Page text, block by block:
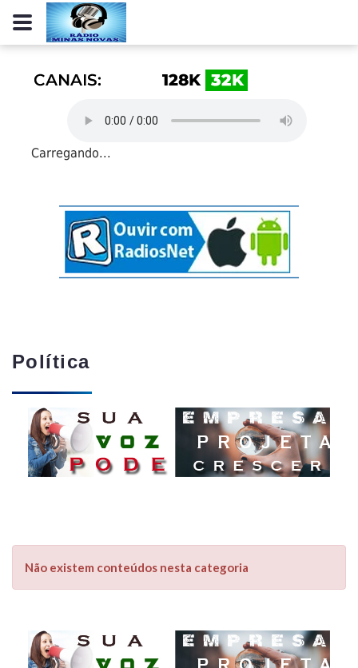
Política
Não existem conteúdos nesta categoria